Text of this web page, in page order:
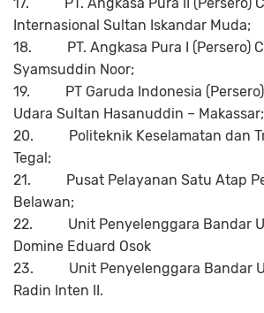
Internasional Sultan Iskandar Muda;
18.
PT. Angkasa Pura I (Persero)
Syamsuddin Noor;
19.
PT Garuda Indonesia
Udara Sultan Hasanuddin – Makassar;
20.
Politeknik Keselamatan dan
Tegal;
21.
Pusat Pelayanan Satu Atap
Belawan;
22.
Unit Penyelenggara Bandar
Domine Eduard Osok
23.
Unit Penyelenggara Bandar
Radin Inten II.